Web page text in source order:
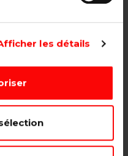
les détails
en
→